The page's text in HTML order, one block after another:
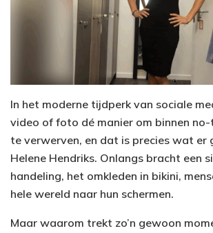
In het moderne tijdperk van sociale
video of foto dé manier om binnen
te verwerven, en dat is precies wat er
Helene Hendriks. Onlangs bracht een
handeling, het omkleden in bikini,
hele wereld naar hun schermen.
Maar waarom trekt zo’n gewoon